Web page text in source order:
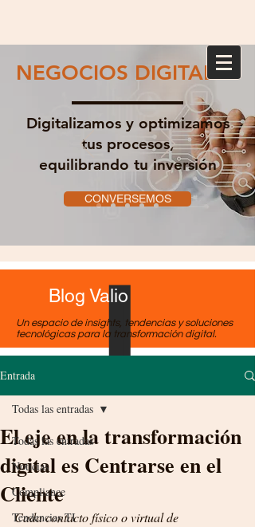
NEGOCIOS DIGITALES
Digitalizamos y optimizamos
tus procesos,
equilibrando tu inversión
CONVERSEMOS
Blog Valio
Un espacio de insights, tendencias y soluciones
tecnológicas para la transformación digital.
Entrada
Todas las entradas
Noticias
Compliance
Tendencias TI
Todas las entradas
El eje en la transformación
digital es Centrarse en el
Cliente
Cada contacto físico o virtual de